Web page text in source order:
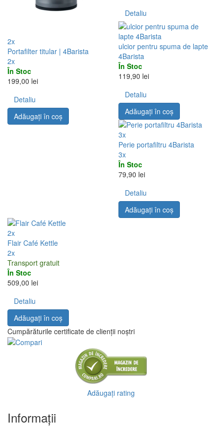
2x
Portafilter titular | 4Barista
2x
În Stoc
199,00 lei
Detaliu
Adăugați în coş
Detaliu
ulcior pentru spuma de lapte
4Barista
În Stoc
119,90 lei
Detaliu
Adăugați în coş
3x
Perie portafiltru 4Barista
3x
În Stoc
79,90 lei
Detaliu
Adăugați în coş
2x
Flair Café Kettle
2x
Transport gratuit
În Stoc
509,00 lei
Detaliu
Adăugați în coş
Cumpărăturile certificate de clienții noștri
Adăugați rating
Informaţii